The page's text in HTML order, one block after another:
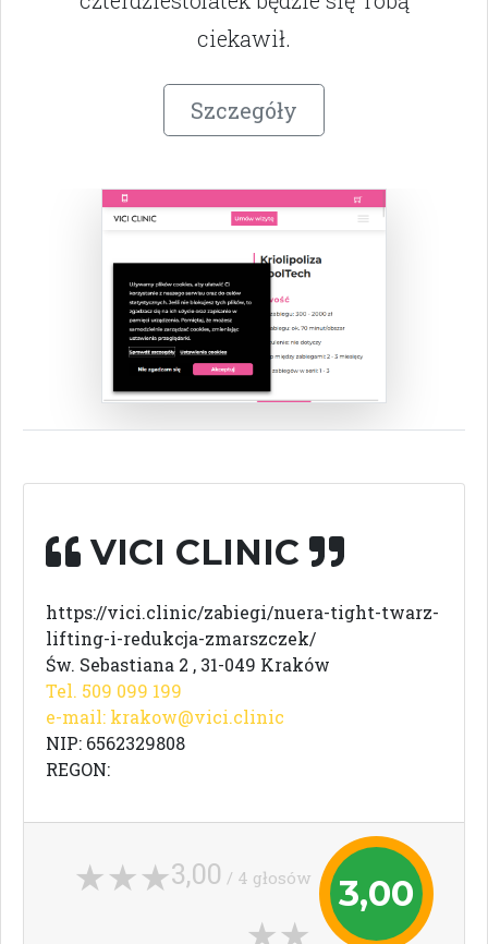
ciekawił.
Szczegóły
VICI CLINIC
https://vici.clinic/zabiegi/nuera-tight-twarz-
lifting-i-redukcja-zmarszczek/
Św. Sebastiana 2 , 31-049 Kraków
Tel. 509 099 199
e-mail: krakow@vici.clinic
NIP: 6562329808
REGON:
3,00
3,00 / 4 głosów